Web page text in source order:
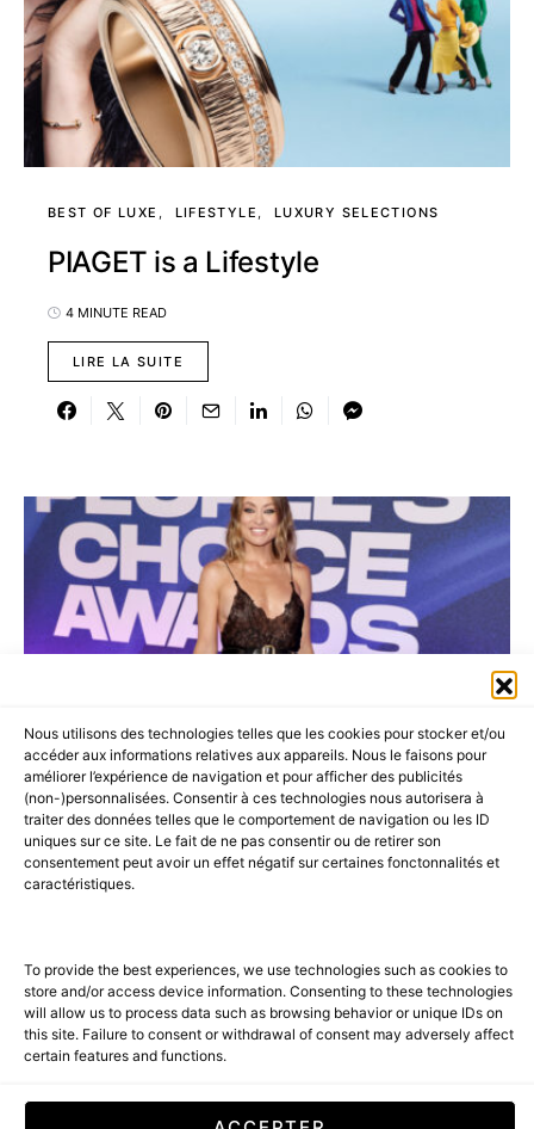
Nous utilisons des technologies telles que les cookies pour stocker et/ou
accéder aux informations relatives aux appareils. Nous le faisons pour
améliorer l’expérience de navigation et pour afficher des publicités
(non-)personnalisées. Consentir à ces technologies nous autorisera à
traiter des données telles que le comportement de navigation ou les ID
uniques sur ce site. Le fait de ne pas consentir ou de retirer son
consentement peut avoir un effet négatif sur certaines fonctonnalités et
caractéristiques.
To provide the best experiences, we use technologies such as cookies to
store and/or access device information. Consenting to these technologies
will allow us to process data such as browsing behavior or unique IDs on
this site. Failure to consent or withdrawal of consent may adversely affect
certain features and functions.
BEST OF LUXE LIFESTYLE LUXURY SELECTIONS
PIAGET is a Lifestyle
4 MINUTE READ
LIRE LA SUITE
AMBASSADEURS
AMILCAR STYLE MAGAZINE
BEST OF LUXE
CÉLÉBRITÉS
DIOR LOOKS